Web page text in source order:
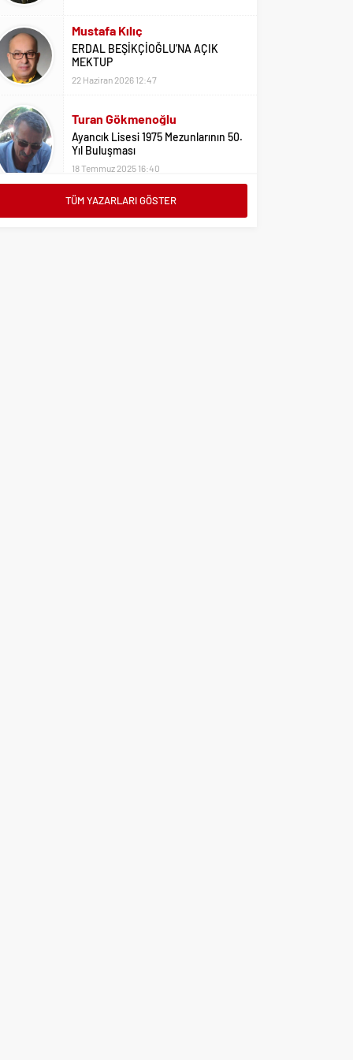
Turan Gökmenoğlu
Ayancık Lisesi 1975 Mezunlarının 50.
Yıl Buluşması
Adil Yıldız
Bu Sene Fenerbahçe Ülke Puanlarını
TÜM YAZARLARI GÖSTER